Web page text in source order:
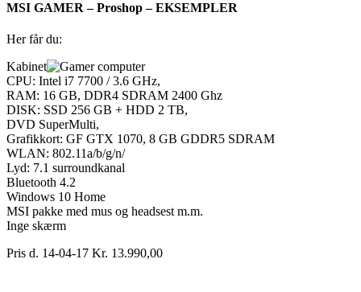
MSI GAMER – Proshop – EKSEMPLER
Her får du:
Kabinet
CPU: Intel i7 7700 / 3.6 GHz,
RAM: 16 GB, DDR4 SDRAM 2400 Ghz
DISK: SSD 256 GB + HDD 2 TB,
DVD SuperMulti,
Grafikkort: GF GTX 1070, 8 GB GDDR5 SDRAM
WLAN: 802.11a/b/g/n/
Lyd: 7.1 surroundkanal
Bluetooth 4.2
Windows 10 Home
MSI pakke med mus og headsest m.m.
Inge skærm
Pris d. 14-04-17 Kr. 13.990,00